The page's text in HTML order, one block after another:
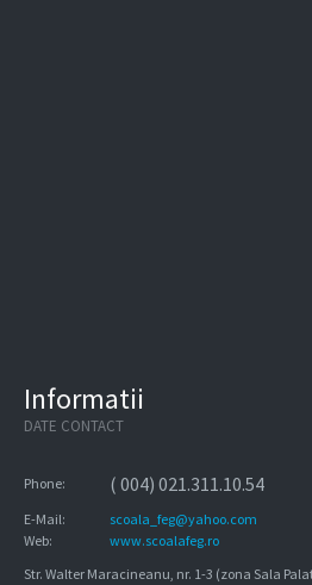
Informatii
DATE CONTACT
Phone: ( 004) 021.311.10.54
E-Mail:
scoala_feg@yahoo.com
Web:
www.scoalafeg.ro
Str. Walter Maracineanu, nr. 1-3 (zona Sala